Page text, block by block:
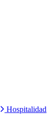
Hospitalidad